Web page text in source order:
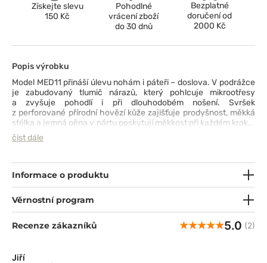
Získejte slevu
150 Kč
Pohodlné
vrácení zboží
do 30 dnů
Bezplatné
doručení od
2000 Kč
Popis výrobku
Model MED11 přináší úlevu nohám i páteři – doslova. V podrážce
je zabudovaný tlumič nárazů, který pohlcuje mikrootřesy
a zvyšuje pohodlí i při dlouhodobém nošení. Svršek
z perforované přírodní hovězí kůže zajišťuje prodyšnost, měkká
stélka a jemná pěna v nártu poskytují měkkost při každém kroku.
Ideální volba pro ty, kteří jsou neustále v pohybu – od ordinace
až po přednáškový sál.
číst dále
Informace o produktu
Věrnostní program
Recenze zákazníků 5.0 (2)
Jiří